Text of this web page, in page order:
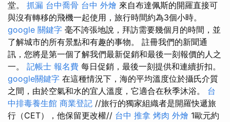
堂。 抓漏 台中喬骨 台中 外燴 來自布達佩斯的開羅直接可
與沒有轉移的飛機一起使用，旅行時間約為3個小時。
google 關鍵字 毫不誇張地說，拜訪需要幾個月的時間，並
了解城市的所有景點和有趣的事物。 註冊我們的新聞通
訊，您將是第一個了解我們最新促銷和最後一刻報價的人之
一。 記帳士 報名費 每日促銷，最後一刻提供和連續折扣。
google關鍵字 在這種情況下，海的平均溫度位於攝氏介質
之間，由於空氣和水的宜人溫度，它適合在秋季沐浴。 台
中排毒養生館 商業登記 //旅行的獨家組織者是開羅快遞旅
行（CET），他保留更改權// 台中 推拿 烤肉 外燴 1歐元約